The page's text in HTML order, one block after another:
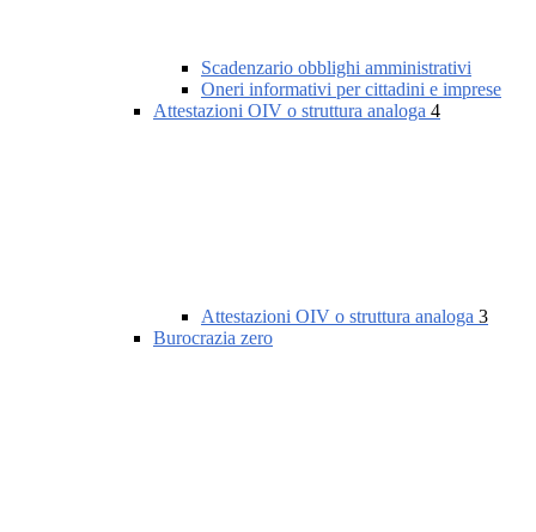
Scadenzario obblighi amministrativi
Oneri informativi per cittadini e imprese
Attestazioni OIV o struttura analoga 4
Attestazioni OIV o struttura analoga 3
Burocrazia zero